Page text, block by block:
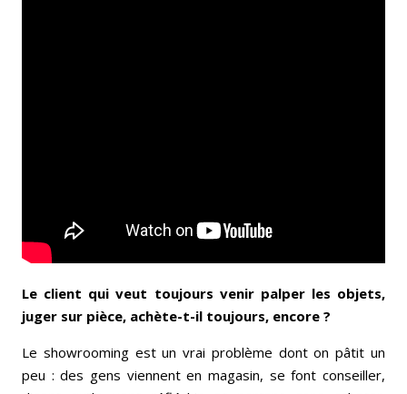
Le client qui veut toujours venir palper les objets,
juger sur pièce, achète-t-il toujours, encore ?
Le showrooming est un vrai problème dont on pâtit un
peu : des gens viennent en magasin, se font conseiller,